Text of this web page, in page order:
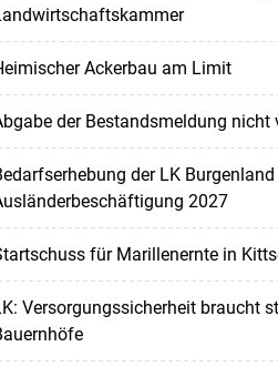
Ackerbau am Limit
der Bestandsmeldung nicht
der LK Burgenland
2027
für Marillenernte in
Versorgungssicherheit braucht